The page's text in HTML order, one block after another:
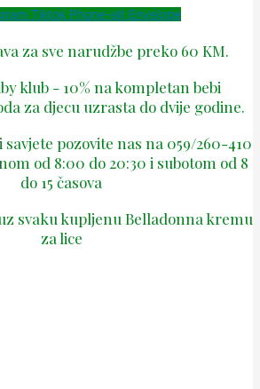
Tiktok Phone-alt Envelope
za sve narudžbe preko 60 KM.
klub - 10% na kompletan bebi
za djecu uzrasta do dvije godine.
pozovite nas na 059/260-410
od 8:00 do 20:30 i subotom od 8
do 15 časova
svaku kupljenu Belladonna kremu
za lice